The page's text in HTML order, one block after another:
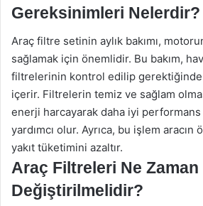
Gereksinimleri Nelerdir?
Araç filtre setinin aylık bakımı,
sağlamak için önemlidir. Bu bakım,
filtrelerinin kontrol edilip
içerir. Filtrelerin temiz ve sağlam
enerji harcayarak daha iyi
yardımcı olur. Ayrıca, bu işlem aracın
yakıt tüketimini azaltır.
Araç Filtreleri Ne Zaman
Değiştirilmelidir?